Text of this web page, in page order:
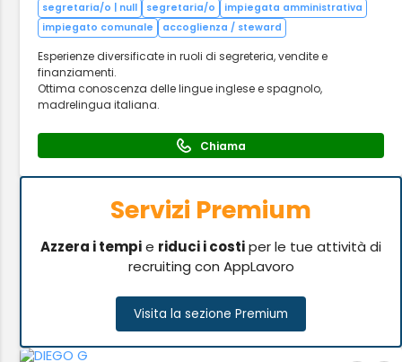
segretaria/o | null segretaria/o
impiegata amministrativa
impiegato comunale
accoglienza / steward
Esperienze diversificate in ruoli di segreteria, vendite e
finanziamenti.
Ottima conoscenza delle lingue inglese e spagnolo,
madrelingua italiana.
Chiama
Servizi Premium
Azzera i tempie riduci i costiper le tue attività di
recruiting con AppLavoro
Visita la sezione Premium